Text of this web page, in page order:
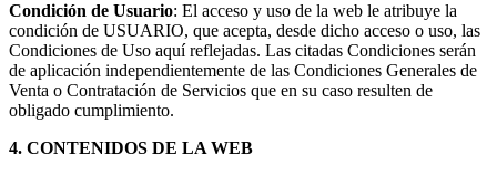
Condición de Usuario: El acceso y uso de la web le atribuye la
condición de USUARIO, que acepta, desde dicho acceso o uso, las
Condiciones de Uso aquí reflejadas. Las citadas Condiciones serán
de aplicación independientemente de las Condiciones Generales de
Venta o Contratación de Servicios que en su caso resulten de
obligado cumplimiento.
4. CONTENIDOS DE LA WEB